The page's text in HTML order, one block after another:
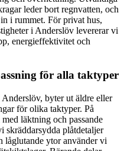
leder bort regnvatten, och
i rummet. För privat hus,
i Anderslöv levererar vi
energieffektivitet och
för alla taktyper
byter ut äldre eller
för olika taktyper. På
läktning och passande
skräddarsydda plåtdetaljer
låglutande ytor använder vi